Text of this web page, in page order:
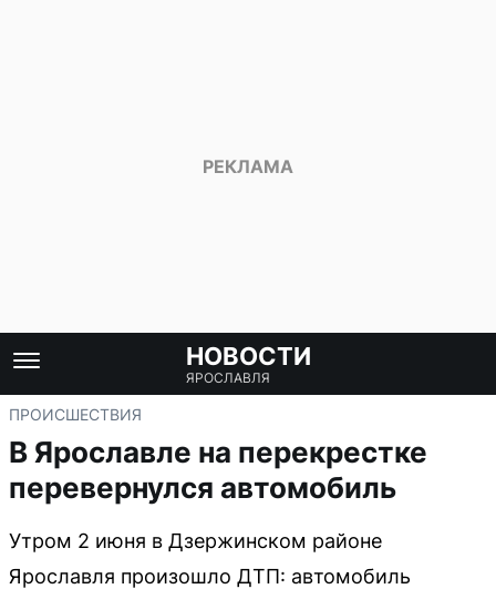
НОВОСТИ
ЯРОСЛАВЛЯ
ПРОИСШЕСТВИЯ
В Ярославле на перекрестке
перевернулся автомобиль
Утром 2 июня в Дзержинском районе
Ярославля произошло ДТП: автомобиль